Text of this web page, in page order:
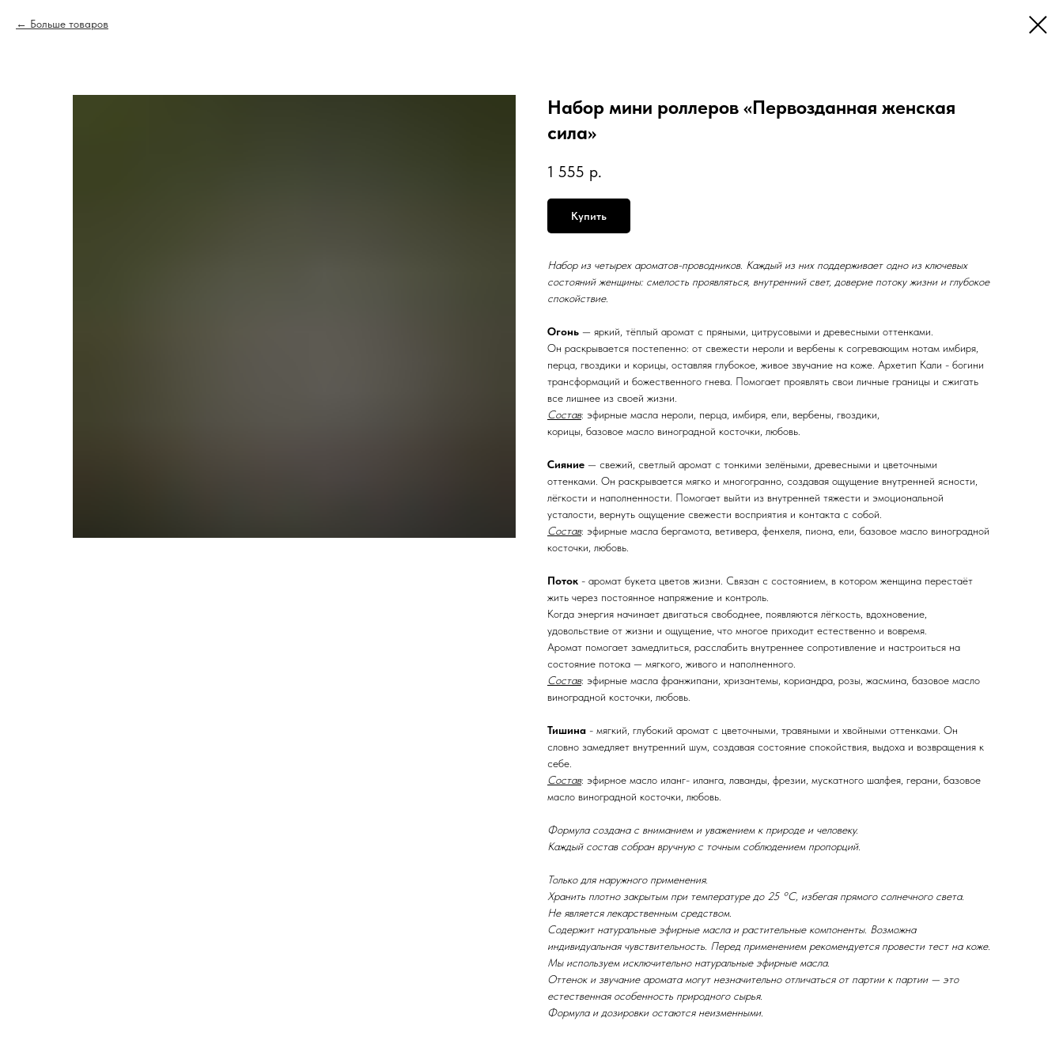
Больше товаров
Набор мини роллеров «Первозданная женская
сила»
1 555 р.
Купить
Набор из четырех ароматов-проводников. Каждый из них поддерживает одно из ключевых
состояний женщины: смелость проявляться, внутренний свет, доверие потоку жизни и глубокое
спокойствие.
Огонь — яркий, тёплый аромат с пряными, цитрусовыми и древесными оттенками.
Он раскрывается постепенно: от свежести нероли и вербены к согревающим нотам имбиря,
перца, гвоздики и корицы, оставляя глубокое, живое звучание на коже. Архетип Кали - богини
трансформаций и божественного гнева. Помогает проявлять свои личные границы и сжигать
все лишнее из своей жизни.
Состав: эфирные масла нероли, перца, имбиря, ели, вербены, гвоздики,
корицы, базовое масло виноградной косточки, любовь.
Сияние — свежий, светлый аромат с тонкими зелёными, древесными и цветочными
оттенками. Он раскрывается мягко и многогранно, создавая ощущение внутренней ясности,
лёгкости и наполненности. Помогает выйти из внутренней тяжести и эмоциональной
усталости, вернуть ощущение свежести восприятия и контакта с собой.
Состав: эфирные масла бергамота, ветивера, фенхеля, пиона, ели, базовое масло виноградной
косточки, любовь.
Поток - аромат букета цветов жизни. Связан с состоянием, в котором женщина перестаёт
жить через постоянное напряжение и контроль.
Когда энергия начинает двигаться свободнее, появляются лёгкость, вдохновение,
удовольствие от жизни и ощущение, что многое приходит естественно и вовремя.
Аромат помогает замедлиться, расслабить внутреннее сопротивление и настроиться на
состояние потока — мягкого, живого и наполненного.
Состав: эфирные масла франжипани, хризантемы, кориандра, розы, жасмина, базовое масло
виноградной косточки, любовь.
Тишина - мягкий, глубокий аромат с цветочными, травяными и хвойными оттенками. Он
словно замедляет внутренний шум, создавая состояние спокойствия, выдоха и возвращения к
себе.
Состав: эфирное масло иланг- иланга, лаванды, фрезии, мускатного шалфея, герани, базовое
масло виноградной косточки, любовь.
Формула создана с вниманием и уважением к природе и человеку.
Каждый состав собран вручную с точным соблюдением пропорций.
Только для наружного применения.
Хранить плотно закрытым при температуре до 25 °C, избегая прямого солнечного света.
Не является лекарственным средством.
Содержит натуральные эфирные масла и растительные компоненты. Возможна
индивидуальная чувствительность. Перед применением рекомендуется провести тест на коже.
Мы используем исключительно натуральные эфирные масла.
Оттенок и звучание аромата могут незначительно отличаться от партии к партии — это
естественная особенность природного сырья.
Формула и дозировки остаются неизменными.